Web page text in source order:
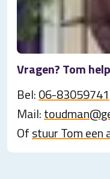
Vragen? Tom
Bel:06-83059741
Mail:
Ofstuur Tom een